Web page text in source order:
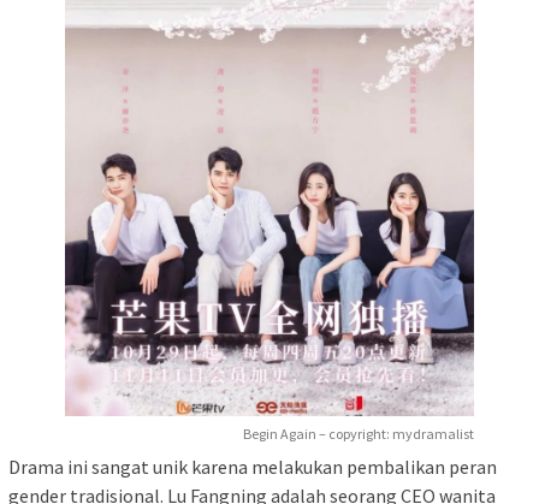
Begin Again – copyright: mydramalist
Drama ini sangat unik karena melakukan pembalikan peran
gender tradisional. Lu Fangning adalah seorang CEO wanita